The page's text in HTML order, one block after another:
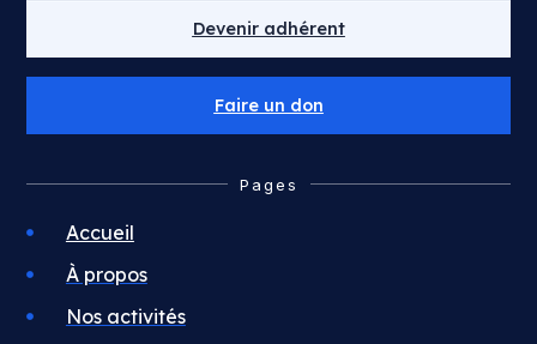
Devenir adhérent
Faire un don
Pages
Accueil
À propos
Nos activités